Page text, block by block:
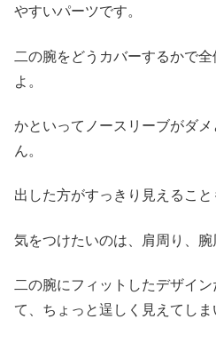
やすいパーツです。
二の腕をどうカバーするかで
よ。
かといってノースリーブがダ
ん。
出した方がすっきり見えること
気をつけたいのは、肩周り、腕
二の腕にフィットしたデザイ
て、ちょっと逞しく見えてしま